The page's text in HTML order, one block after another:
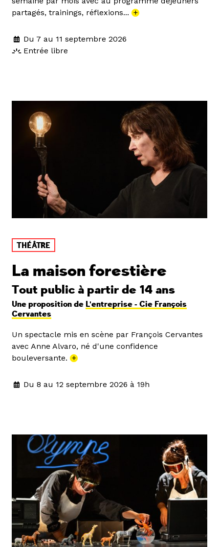
partagés, trainings, réflexions... +
Du 7 au 11 septembre 2026
Entrée libre
THÉÂTRE
La maison forestière
Tout public à partir de 14 ans
Une proposition de L'entreprise - Cie François
Cervantes
Un spectacle mis en scène par François Cervantes
avec Anne Alvaro, né d'une confidence
bouleversante. +
Du 8 au 12 septembre 2026 à 19h